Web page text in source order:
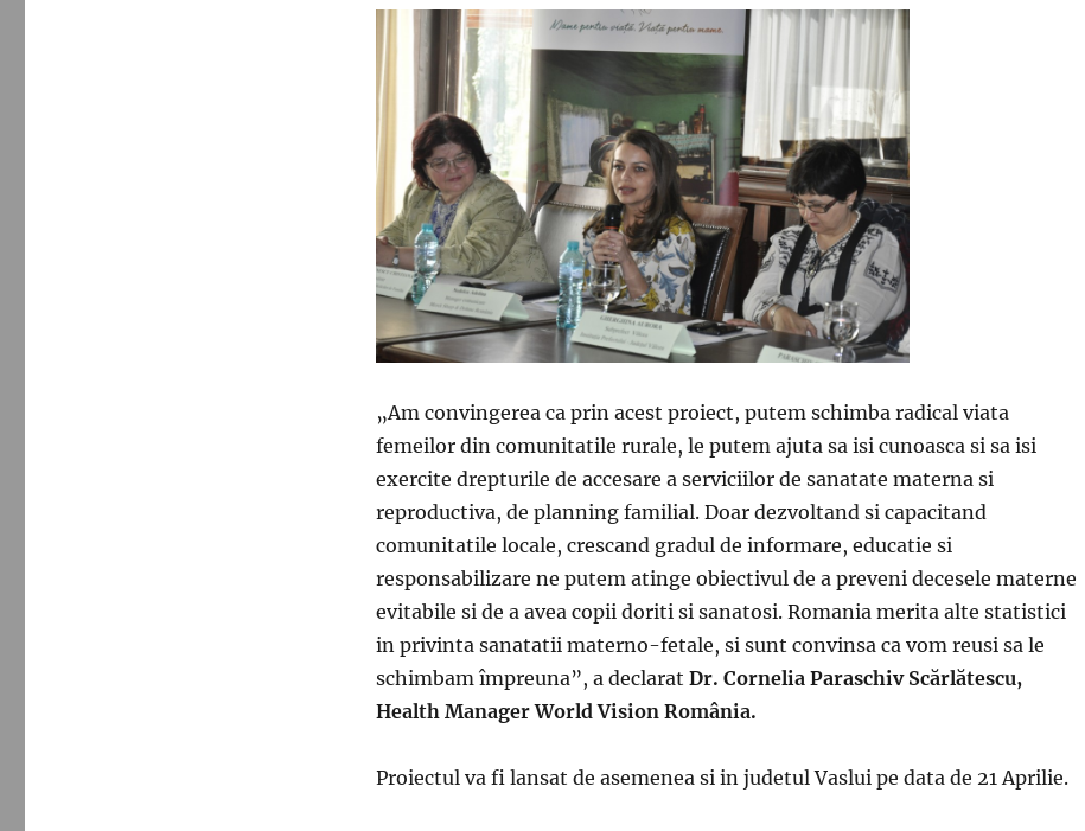
„Am convingerea ca prin acest proiect, putem schimba radical viata
femeilor din comunitatile rurale, le putem ajuta sa isi cunoasca si sa isi
exercite drepturile de accesare a serviciilor de sanatate materna si
reproductiva, de planning familial. Doar dezvoltand si capacitand
comunitatile locale, crescand gradul de informare, educatie si
responsabilizare ne putem atinge obiectivul de a preveni decesele materne
evitabile si de a avea copii doriti si sanatosi. Romania merita alte statistici
in privinta sanatatii materno-fetale, si sunt convinsa ca vom reusi sa le
schimbam împreuna”, a declarat Dr. Cornelia Paraschiv Scărlătescu,
Health Manager World Vision România.
Proiectul va fi lansat de asemenea si in judetul Vaslui pe data de 21 Aprilie.